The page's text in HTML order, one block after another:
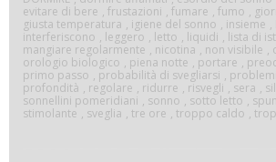
evitare di bere , frustazioni , fumare , fumo ,
giusta temperatura , igiene del sonno , insieme ,
interferiscono , leggero , letto , liquidi , lista di
mangiare regolarmente , nicotina , non visibile ,
orologio biologico , piena notte , portare ,
primo passo , probabilità di svegliarsi , problemi
profondità , regolare , ridurre , risvegli , sera ,
sonnellini pomeridiani , sonno , sotto letto ,
stimolante , sveglia , tre ore , troppo caldo ,